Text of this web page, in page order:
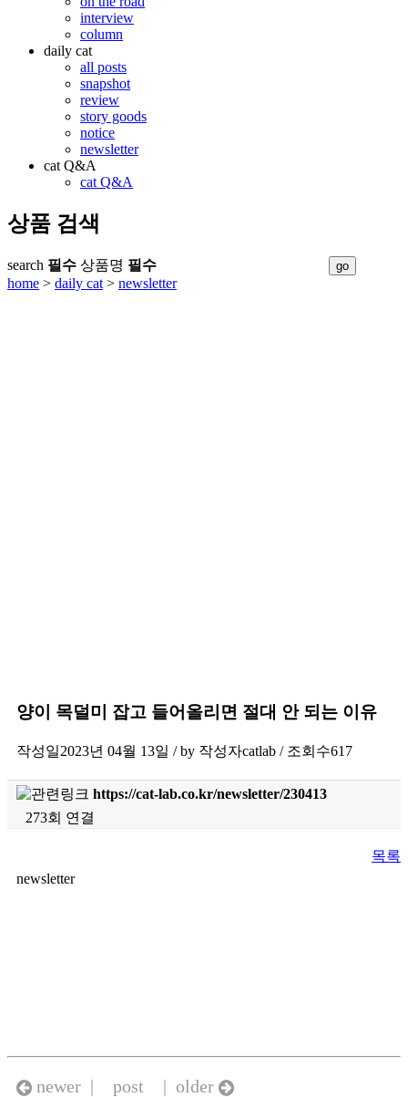
interview
column
daily cat
all posts
snapshot
review
story goods
notice
newsletter
cat Q&A
cat Q&A
상품 검색
search 필수 상품명 필수
home > daily cat > newsletter
양이 목덜미 잡고 들어올리면 절대 안 되는 이유
작성일2023년 04월 13일 / by 작성자catlab / 조회수617
https://cat-lab.co.kr/newsletter/230413
273회 연결
목록
본문
newsletter
newer | post | older